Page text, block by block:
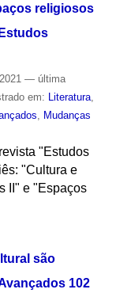
religiosos
— última
em: Literatura,
Mudanças
"Estudos
"Cultura e
II" e "Espaços
são
102